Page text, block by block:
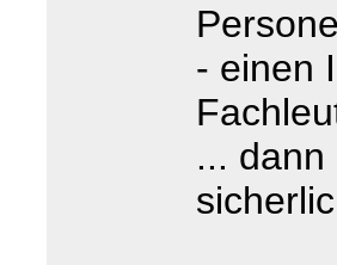
- einen
...